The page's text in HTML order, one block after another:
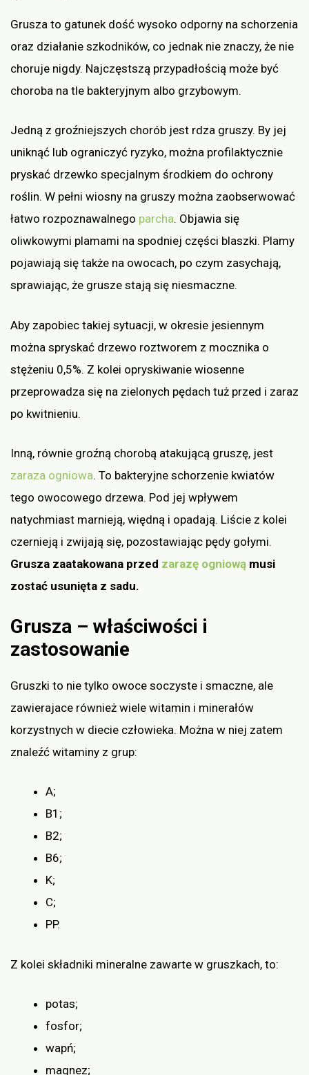
Grusza to gatunek dość wysoko odporny na schorzenia
oraz działanie szkodników, co jednak nie znaczy, że nie
choruje nigdy. Najczęstszą przypadłością może być
choroba na tle bakteryjnym albo grzybowym.
Jedną z groźniejszych chorób jest rdza gruszy. By jej
uniknąć lub ograniczyć ryzyko, można profilaktycznie
pryskać drzewko specjalnym środkiem do ochrony
roślin. W pełni wiosny na gruszy można zaobserwować
łatwo rozpoznawalnego parcha. Objawia się
oliwkowymi plamami na spodniej części blaszki. Plamy
pojawiają się także na owocach, po czym zasychają,
sprawiając, że grusze stają się niesmaczne.
Aby zapobiec takiej sytuacji, w okresie jesiennym
można spryskać drzewo roztworem z mocznika o
stężeniu 0,5%. Z kolei opryskiwanie wiosenne
przeprowadza się na zielonych pędach tuż przed i zaraz
po kwitnieniu.
Inną, równie groźną chorobą atakującą gruszę, jest
zaraza ogniowa. To bakteryjne schorzenie kwiatów
tego owocowego drzewa. Pod jej wpływem
natychmiast marnieją, więdną i opadają. Liście z kolei
czernieją i zwijają się, pozostawiając pędy gołymi.
Grusza zaatakowana przed zarazę ogniową musi
zostać usunięta z sadu.
Grusza – właściwości i
zastosowanie
Gruszki to nie tylko owoce soczyste i smaczne, ale
zawierajace również wiele witamin i minerałów
korzystnych w diecie człowieka. Można w niej zatem
znaleźć witaminy z grup:
A;
B1;
B2;
B6;
K;
C;
PP.
Z kolei składniki mineralne zawarte w gruszkach, to:
potas;
fosfor;
wapń;
magnez;